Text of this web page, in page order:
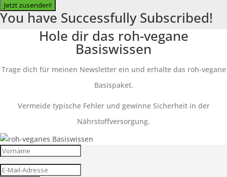
Jetzt zusenden!
You have Successfully Subscribed!
Hole dir das roh-vegane
Basiswissen
Trage dich für meinen Newsletter ein und erhalte das roh-vegane
Basispaket.
Vermeide typische Fehler und gewinne Sicherheit in der
Nährstoffversorgung.